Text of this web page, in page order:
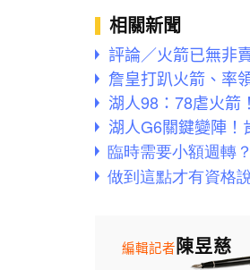
相關新聞
評論／火箭已無非
詹皇打趴火箭、率
湖人98：78虐火
湖人G6關鍵變陣
陳昱慈
編輯記者